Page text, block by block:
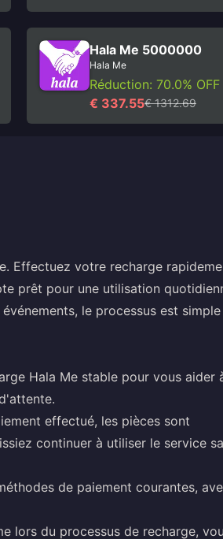
Hala Me 5000000
Hala Me
Réduction: 70.0% OFF
€ 337.55€ 1312.69
Effectuez votre recharge
prêt pour une utilisation
le processus est
Hala Me stable pour vous aider
effectué, les pièces sont
continuer à utiliser le service
de paiement courantes,
lors du processus de recharge,